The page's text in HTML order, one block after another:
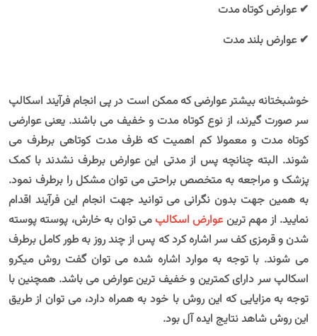
✔ عوارض کوتاه مدت
✔ عوارض بلند مدت
خوشبختانه بیشتر عوارضی که ممکن است در پی انجام فرآیند اسکالپ
سر صورت گیرند، از نوع کوتاه مدت و خفیف می باشند. یعنی عوارضی
کوتاه مدت و معمولا کم اهمیت که ظرف مدت کوتاهی برطرف می
شوند. البته چنانچه پس از مدتی این عوارض برطرف نشدند با کمک
پزشک و مراجعه به متخصص براحتی می توان مشکل را برطرف نمود.
به همین جهت بدون نگرانی می توانید جهت انجام این فرآیند اقدام
نمایید. از مهم ترینعوارض اسکالپ می توان به خارش، پوسته پوسته
شدن و قرمزی کف سر اشاره کرد که پس از چند روز به طور کامل برطرف
می شوند. با توجه به موارد اشاره شده می توان گفت روش میکرو
اسکالپ سر دارای کمترین و خفیف ترین عوارض می باشد. همچنین با
توجه به مزایایی که این روش با خود به همراه دارد، می توان از طریق
این روش شاهد نتایج ایده آل بود.